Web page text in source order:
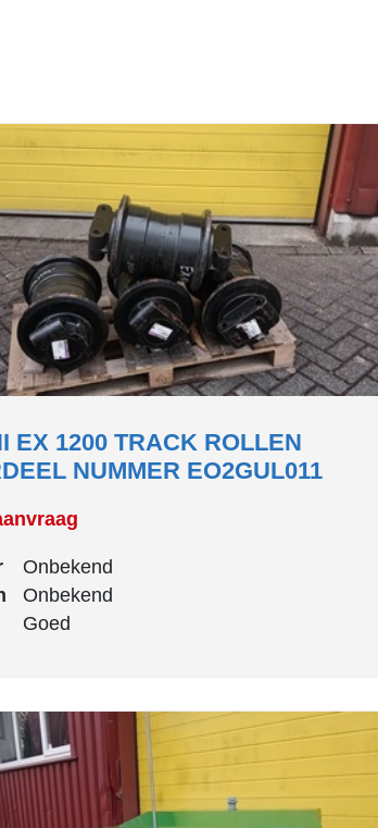
EX 1200 TRACK ROLLEN
NUMMER EO2GUL011
Onbekend
Onbekend
Goed